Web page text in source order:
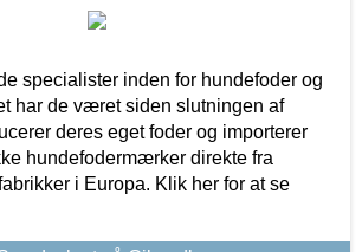
specialister inden for hundefoder og
har de været siden slutningen af
deres eget foder og importerer
hundefodermærker direkte fra
i Europa. Klik her for at se